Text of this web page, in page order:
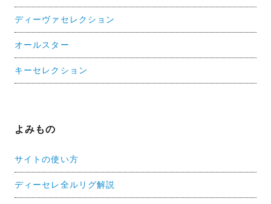
ディーヴァセレクション
オールスター
キーセレクション
よみもの
サイトの使い方
ディーセレ全ルリグ解説